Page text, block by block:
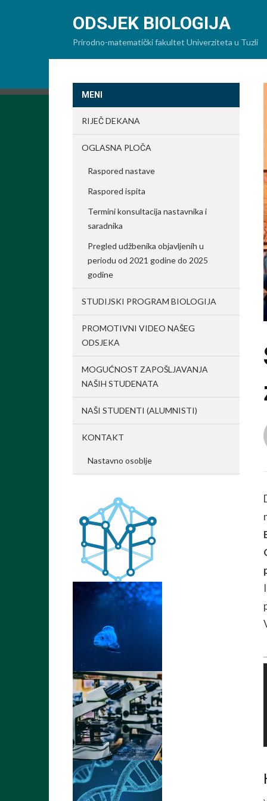
ODSJEK BIOLOGIJA
Prirodno-matematički fakultet Univerziteta u Tuzli
MENI
RIJEČ DEKANA
OGLASNA PLOČA
Raspored nastave
Raspored ispita
Termini konsultacija nastavnika i
saradnika
Pregled udžbenika objavljenih u
periodu od 2021 godine do 2025
godine
STUDIJSKI PROGRAM BIOLOGIJA
PROMOTIVNI VIDEO NAŠEG
ODSJEKA
MOGUĆNOST ZAPOŠLJAVANJA
NAŠIH STUDENATA
NAŠI STUDENTI (ALUMNISTI)
KONTAKT
Nastavno osoblje